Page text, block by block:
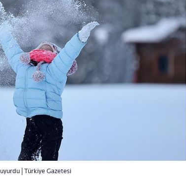
| Türkiye Gazetesi